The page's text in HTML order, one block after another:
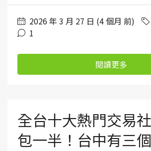
2026 年 3 月 27 日 (4 個月 前)
1
閱讀更多
全台十大熱門交易
包一半！台中有三個